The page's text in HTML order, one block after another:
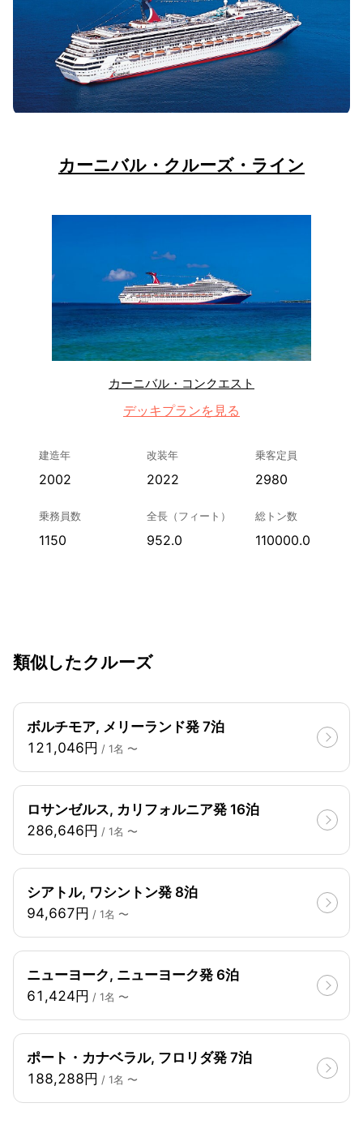
カーニバル・クルーズ・ライン
カーニバル・コンクエスト
デッキプランを見る
建造年
2002
改装年
2022
乗客定員
2980
乗務員数
1150
全長（フィート）
952.0
総トン数
110000.0
類似したクルーズ
ボルチモア, メリーランド発 7泊
121,046円 / 1名 〜
ロサンゼルス, カリフォルニア発 16泊
286,646円 / 1名 〜
シアトル, ワシントン発 8泊
94,667円 / 1名 〜
ニューヨーク, ニューヨーク発 6泊
61,424円 / 1名 〜
ポート・カナベラル, フロリダ発 7泊
188,288円 / 1名 〜